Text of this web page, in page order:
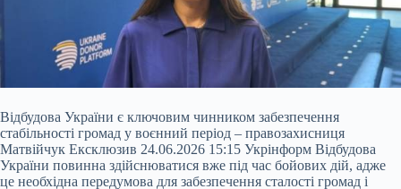
Відбудова України є ключовим чинником забезпечення
стабільності громад у воєнний період – правозахисниця
Матвійчук Ексклюзив 24.06.2026 15:15 Укрінформ Відбудова
України повинна здійснюватися вже під час бойових дій, адже
це необхідна передумова для забезпечення сталості громад і